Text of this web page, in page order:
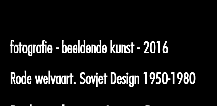
fotografie - beeldende kunst - 2016
Rode welvaart. Sovjet Design 1950-1980